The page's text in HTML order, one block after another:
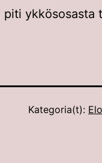
ykkösosasta
Kategoria(t):